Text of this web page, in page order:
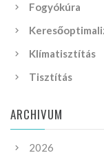
Fogyókúra
Klímatisztítás
Tisztítás
ARCHIVUM
2026